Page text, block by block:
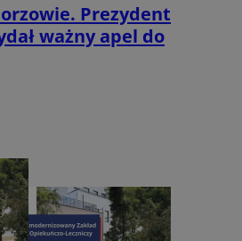
Prezydent
ważny apel do